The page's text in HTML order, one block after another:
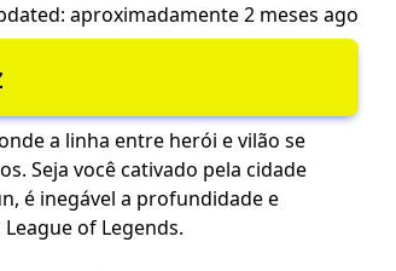
aproximadamente 2 meses ago
a linha entre herói e vilão se
Seja você cativado pela cidade
é inegável a profundidade e
of Legends.